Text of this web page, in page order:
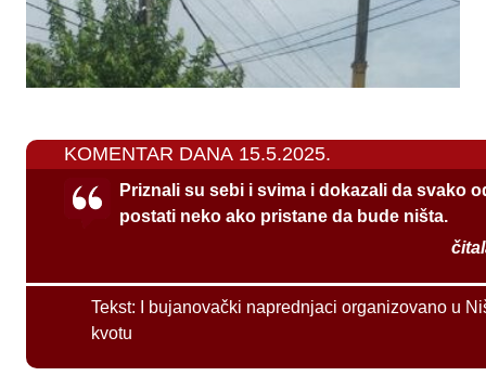
KOMENTAR DANA 15.5.2025.
Priznali su sebi i svima i dokazali da svako
postati neko ako pristane da bude ništa.
Tekst:
I bujanovački naprednjaci organizovano u
kvotu